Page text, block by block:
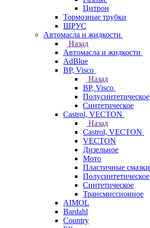
Цитрон
Тормозные трубки
ШРУС
Автомасла и жидкости
Назад
Автомасла и жидкости
AdBlue
BP, Visco
Назад
BP, Visco
Полусинтетическое
Синтетическое
Castrol, VECTON
Назад
Castrol, VECTON
VECTON
Дизельное
Мото
Пластичные смазки
Полусинтетическое
Синтетическое
Трансмиссионное
AIMOL
Bardahl
Country